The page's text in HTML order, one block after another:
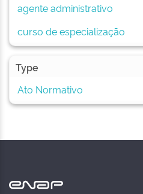
agente administrativo
curso de especialização
Type
Ato Normativo